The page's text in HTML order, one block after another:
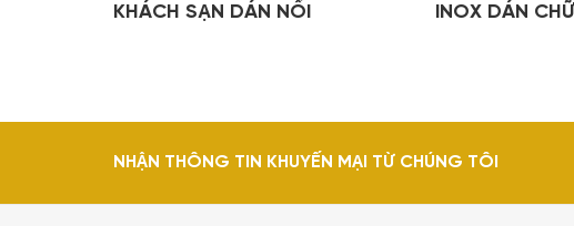
KHÁCH SẠN DÁN NỔI
INOX DÁN
NHẬN THÔNG TIN KHUYẾN MẠI TỪ CHÚNG TÔI